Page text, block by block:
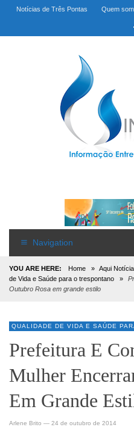
Notícias de Três Pontas Quem
Navigation
YOU ARE HERE: Home » Aqui
de Vida e Saúde para o trespontano
»
Outubro Rosa em grande estilo
QUALIDADE DE VIDA E SAÚDE
Prefeitura E
Mulher
Em Grande
Arlene Brito — 24 de outubro de 2014